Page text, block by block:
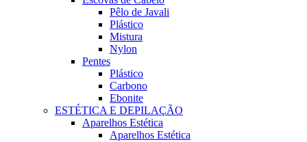
Pêlo de Javali
Plástico
Mistura
Nylon
Pentes
Plástico
Carbono
Ebonite
ESTÉTICA E DEPILAÇÃO
Aparelhos Estética
Aparelhos Estética